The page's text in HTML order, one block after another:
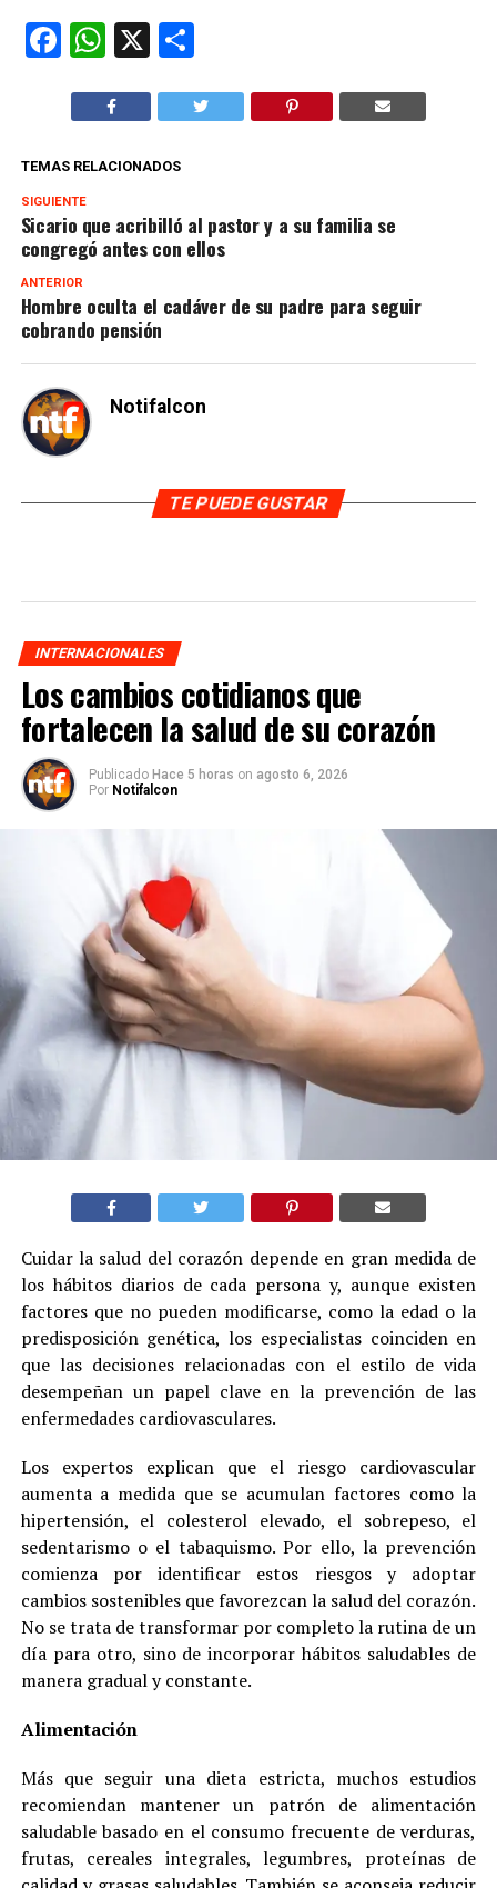
Facebook
WhatsApp
X Compartir
TEMAS RELACIONADOS
SIGUIENTE
Sicario que acribilló al pastor y a su familia se
congregó antes con ellos
ANTERIOR
Hombre oculta el cadáver de su padre para seguir
cobrando pensión
Notifalcon
TE PUEDE GUSTAR
INTERNACIONALES
Los cambios cotidianos que
fortalecen la salud de su corazón
Publicado Hace 5 horas on agosto 6, 2026
Por Notifalcon
Cuidar la salud del corazón depende en gran medida de
los hábitos diarios de cada persona y, aunque existen
factores que no pueden modificarse, como la edad o la
predisposición genética, los especialistas coinciden en
que las decisiones relacionadas con el estilo de vida
desempeñan un papel clave en la prevención de las
enfermedades cardiovasculares.
Los expertos explican que el riesgo cardiovascular
aumenta a medida que se acumulan factores como la
hipertensión, el colesterol elevado, el sobrepeso, el
sedentarismo o el tabaquismo. Por ello, la prevención
comienza por identificar estos riesgos y adoptar
cambios sostenibles que favorezcan la salud del corazón.
No se trata de transformar por completo la rutina de un
día para otro, sino de incorporar hábitos saludables de
manera gradual y constante.
Alimentación
Más que seguir una dieta estricta, muchos estudios
recomiendan mantener un patrón de alimentación
saludable basado en el consumo frecuente de verduras,
frutas, cereales integrales, legumbres, proteínas de